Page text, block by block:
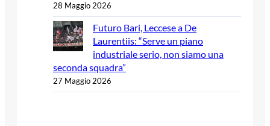
28 Maggio 2026
Futuro Bari, Leccese a De
Laurentiis: “Serve un piano
industriale serio, non siamo una
seconda squadra”
27 Maggio 2026